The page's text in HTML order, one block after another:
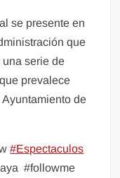
se presente en
que
una serie de
prevalece
de
#Espectaculos
#followme